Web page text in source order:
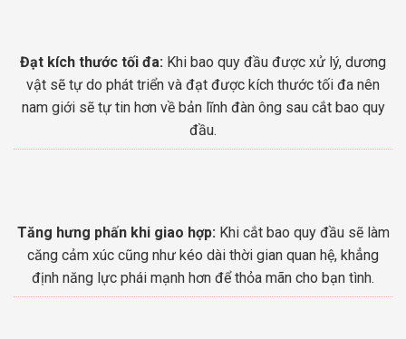
Đạt kích thước tối đa: Khi bao quy đầu được xử lý, dương
vật sẽ tự do phát triển và đạt được kích thước tối đa nên
nam giới sẽ tự tin hơn về bản lĩnh đàn ông sau cắt bao quy
đầu.
Tăng hưng phấn khi giao hợp: Khi cắt bao quy đầu sẽ làm
căng cảm xúc cũng như kéo dài thời gian quan hệ, khẳng
định năng lực phái mạnh hơn để thỏa mãn cho bạn tình.